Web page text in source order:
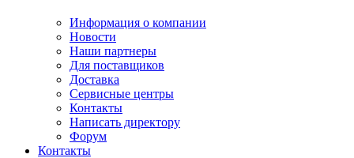
Информация о компании
Новости
Наши партнеры
Для поставщиков
Доставка
Сервисные центры
Контакты
Написать директору
Форум
Контакты